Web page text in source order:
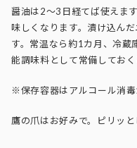
醤油は2～3日経てば使えま
味しくなります。漬け込ん
す。常温なら約1カ月、冷蔵
能調味料として常備しておく
※保存容器はアルコール消毒
鷹の爪はお好みで。ピリッ